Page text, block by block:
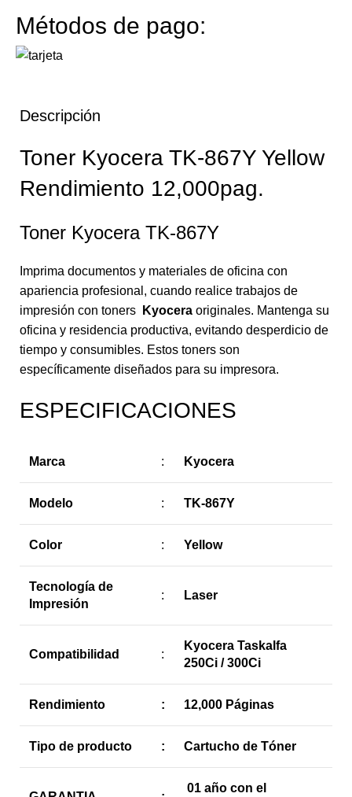
Métodos de pago:
Descripción
Toner Kyocera TK-867Y Yellow
Rendimiento 12,000pag.
Toner Kyocera TK-867Y
Imprima documentos y materiales de oficina con
apariencia profesional, cuando realice trabajos de
impresión con toners
Kyocera originales. Mantenga su
oficina y residencia productiva, evitando desperdicio de
tiempo y consumibles. Estos toners son
específicamente diseñados para su impresora.
ESPECIFICACIONES
Marca : Kyocera
Modelo : TK-867Y
Color : Yellow
Tecnología de
Impresión
: Laser
Compatibilidad :
Kyocera Taskalfa
250Ci / 300Ci
Rendimiento : 12,000 Páginas
Tipo de producto : Cartucho de Tóner
01 año con el